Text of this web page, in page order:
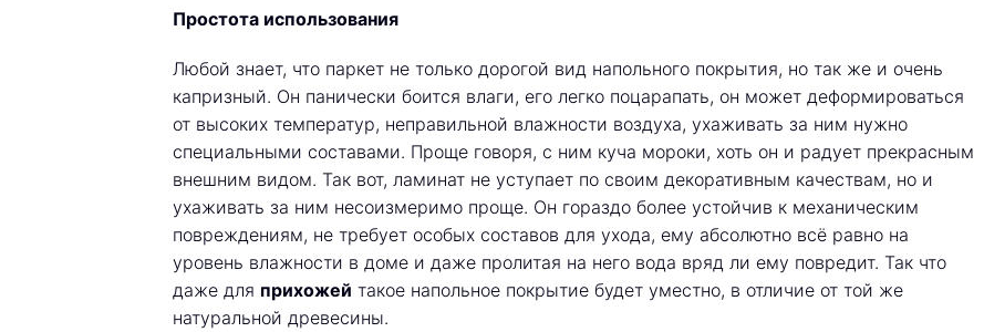
Простота использования
Любой знает, что паркет не только дорогой вид напольного покрытия, но так же и очень
капризный. Он панически боится влаги, его легко поцарапать, он может деформироваться
от высоких температур, неправильной влажности воздуха, ухаживать за ним нужно
специальными составами. Проще говоря, с ним куча мороки, хоть он и радует прекрасным
внешним видом. Так вот, ламинат не уступает по своим декоративным качествам, но и
ухаживать за ним несоизмеримо проще. Он гораздо более устойчив к механическим
повреждениям, не требует особых составов для ухода, ему абсолютно всё равно на
уровень влажности в доме и даже пролитая на него вода вряд ли ему повредит. Так что
даже для прихожей такое напольное покрытие будет уместно, в отличие от той же
натуральной древесины.